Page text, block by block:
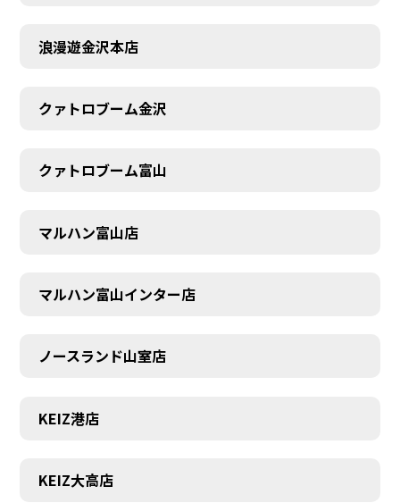
浪漫遊金沢本店
クァトロブーム金沢
クァトロブーム富山
マルハン富山店
マルハン富山インター店
ノースランド山室店
KEIZ港店
KEIZ大高店